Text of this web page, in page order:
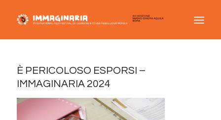
È PERICOLOSO ESPORSI –
IMMAGINARIA 2024